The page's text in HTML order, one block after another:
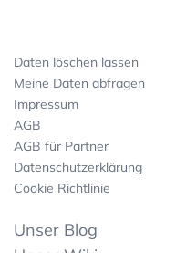
Daten löschen lassen
Meine Daten abfragen
Impressum
AGB
AGB für Partner
Datenschutzerklärung
Cookie Richtlinie
Unser Blog